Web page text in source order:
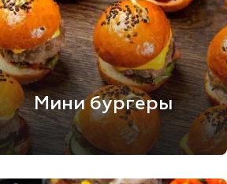
Мини бургеры